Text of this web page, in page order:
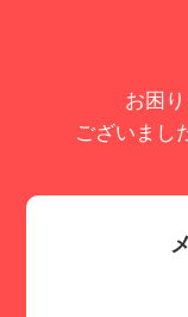
お困
ございまし